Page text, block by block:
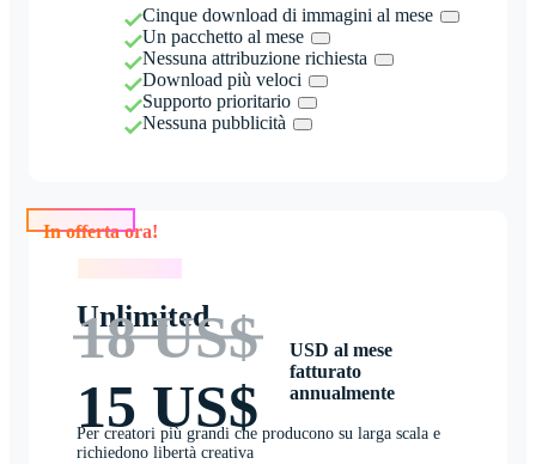
Cinque download di immagini al mese
Un pacchetto al mese
Nessuna attribuzione richiesta
Download più veloci
Supporto prioritario
Nessuna pubblicità
Unlimited
18 US$
15 US$
USD al mese
fatturato
annualmente
Per creatori più grandi che producono su larga scala e
richiedono libertà creativa